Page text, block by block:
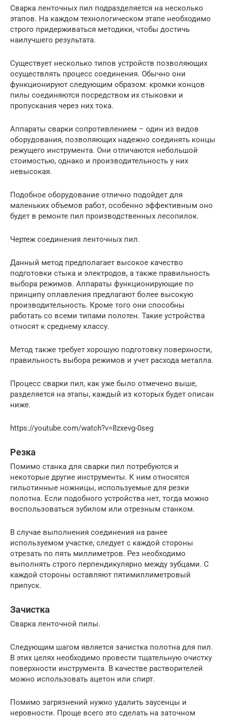
Сварка ленточных пил подразделяется на несколько
этапов. На каждом технологическом этапе необходимо
строго придерживаться методики, чтобы достичь
наилучшего результата.
Существует несколько типов устройств позволяющих
осуществлять процесс соединения. Обычно они
функционируют следующим образом: кромки концов
пилы соединяются посредством их стыковки и
пропускания через них тока.
Аппараты сварки сопротивлением – один из видов
оборудования, позволяющих надежно соединять концы
режущего инструмента. Они отличаются небольшой
стоимостью, однако и производительность у них
невысокая.
Подобное оборудование отлично подойдет для
маленьких объемов работ, особенно эффективным оно
будет в ремонте пил производственных лесопилок.
Чертеж соединения ленточных пил.
Данный метод предполагает высокое качество
подготовки стыка и электродов, а также правильность
выбора режимов. Аппараты функционирующие по
принципу оплавления предлагают более высокую
производительность. Кроме того они способны
работать со всеми типами полотен. Такие устройства
относят к среднему классу.
Метод также требует хорошую подготовку поверхности,
правильность выбора режимов и учет расхода металла.
Процесс сварки пил, как уже было отмечено выше,
разделяется на этапы, каждый из которых будет описан
ниже.
https://youtube.com/watch?v=8zxevg-0seg
Резка
Помимо станка для сварки пил потребуются и
некоторые другие инструменты. К ним относятся
гильотинные ножницы, используемые для резки
полотна. Если подобного устройства нет, тогда можно
воспользоваться зубилом или отрезным станком.
В случае выполнения соединения на ранее
используемом участке, следует с каждой стороны
отрезать по пять миллиметров. Рез необходимо
выполнять строго перпендикулярно между зубцами. С
каждой стороны оставляют пятимиллиметровый
припуск.
Зачистка
Сварка ленточной пилы.
Следующим шагом является зачистка полотна для пил.
В этих целях необходимо провести тщательную очистку
поверхности инструмента. В качестве растворителей
можно использовать ацетон или спирт.
Помимо загрязнений нужно удалить заусенцы и
неровности. Проще всего это сделать на заточном